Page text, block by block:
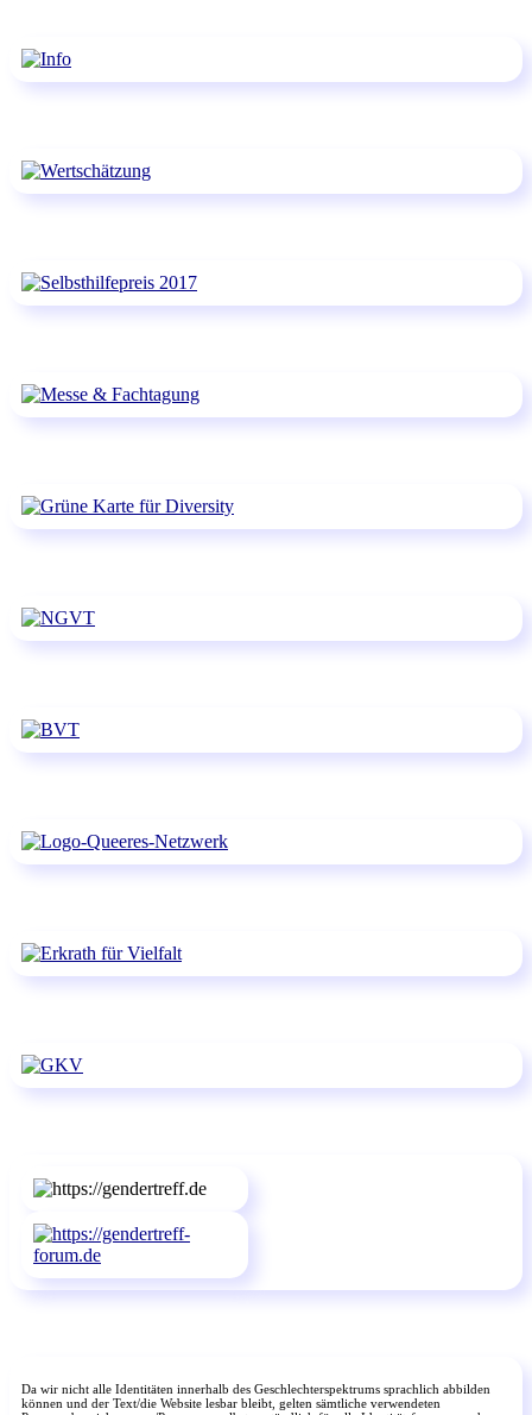
Da wir nicht alle Identitäten innerhalb des Geschlechterspektrums sprachlich abbilden
können und der Text/die Website lesbar bleibt, gelten sämtliche verwendeten